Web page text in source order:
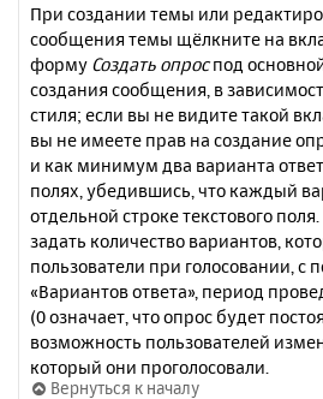
При создании темы или
сообщения темы щёлкните на
форму Создать опроспод
создания сообщения, в
стиля; если вы не видите такой
вы не имеете прав на создание
и как минимум два варианта
полях, убедившись, что каждый
отдельной строке текстового
задать количество вариантов,
пользователи при голосовании,
«Вариантов ответа», период
(0 означает, что опрос будет
возможность пользователей
который они проголосовали.
Вернуться к началу